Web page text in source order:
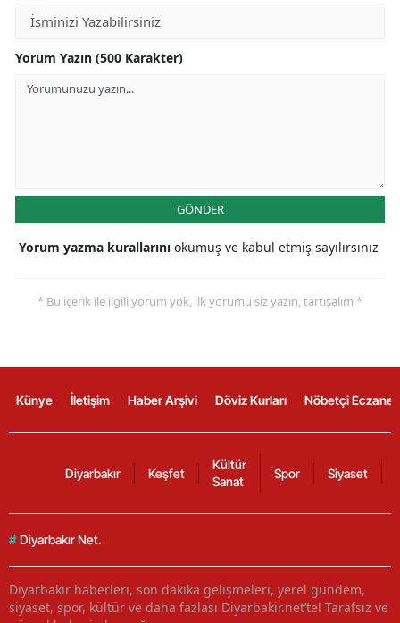
Yorum Yazın (500 Karakter)
GÖNDER
Yorum yazma kurallarını okumuş ve kabul etmiş sayılırsınız
* Bu içerik ile ilgili yorum yok, ilk yorumu siz yazın, tartışalım *
Künye İletişim Haber Arşivi Döviz Kurları Nöbetçi
Diyarbakır Keşfet
Kültür
Sanat
Spor Siyaset
# Diyarbakır Net.
Diyarbakır haberleri, son dakika gelişmeleri, yerel gündem,
siyaset, spor, kültür ve daha fazlası Diyarbakir.net’te! Tarafsız ve